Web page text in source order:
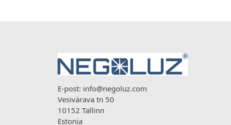
E-post: info@negoluz.com
Vesivärava tn 50
10152 Tallinn
Estonia